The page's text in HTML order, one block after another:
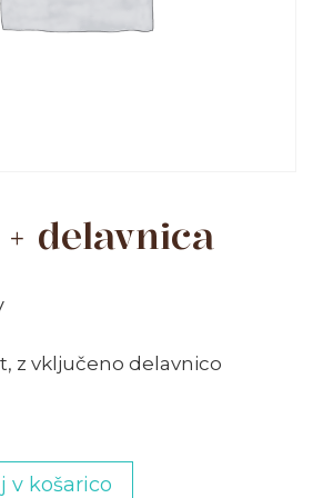
delavnica
z vključeno delavnico
v košarico